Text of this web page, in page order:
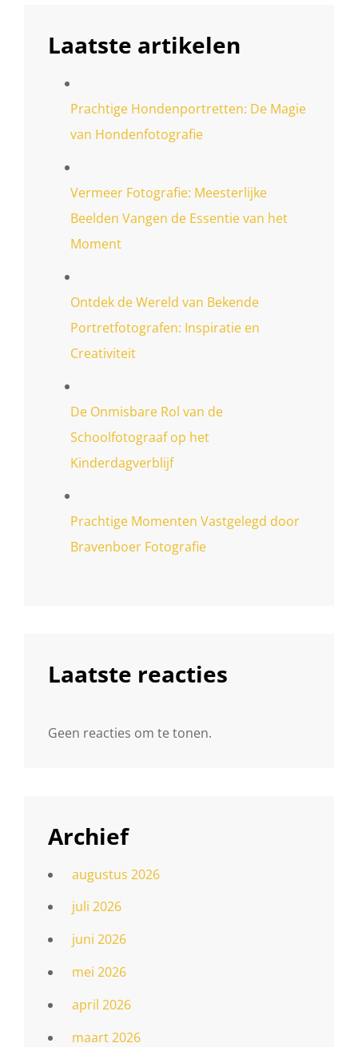
Laatste artikelen
Prachtige Hondenportretten: De Magie
van Hondenfotografie
Vermeer Fotografie: Meesterlijke
Beelden Vangen de Essentie van het
Moment
Ontdek de Wereld van Bekende
Portretfotografen: Inspiratie en
Creativiteit
De Onmisbare Rol van de
Schoolfotograaf op het
Kinderdagverblijf
Prachtige Momenten Vastgelegd door
Bravenboer Fotografie
Laatste reacties
Geen reacties om te tonen.
Archief
augustus 2026
juli 2026
juni 2026
mei 2026
april 2026
maart 2026